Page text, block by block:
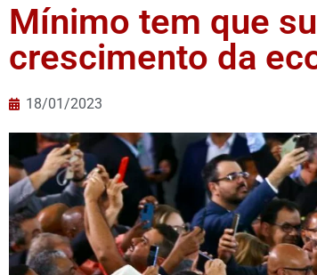
Mínimo tem que
crescimento da
18/01/2023